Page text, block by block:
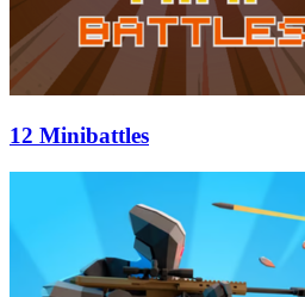
12 Minibattles